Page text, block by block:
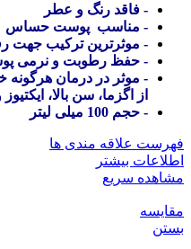
- فاقد رنگ و عطر
- مناسب پوست حساس
- موثرترین ترکیب جهت
- حفظ رطوبت و نرمی
- موثر در درمان
از اگزما، سن بالا،
- حجم 100 میلی لیتر
فهرست علاقه مندی ها
اطلاعات بیشتر
مشاهده سریع
مقایسه
بستن